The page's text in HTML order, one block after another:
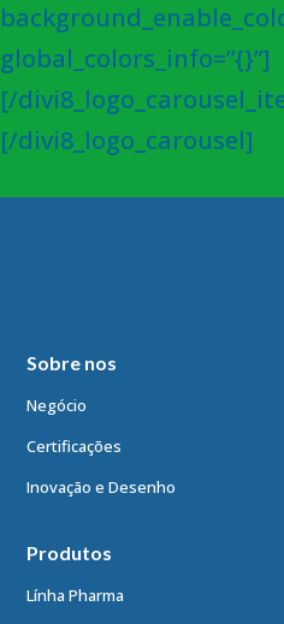
global_colors_info=”{}”]
[/
[/divi8_logo_carousel]
Sobre nos
Negócio
Certificações
Inovação e Desenho
Produtos
Línha Pharma